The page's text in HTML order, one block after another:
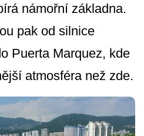
námořní základna.
pak od silnice
Puerta Marquez, kde
atmosféra než zde.